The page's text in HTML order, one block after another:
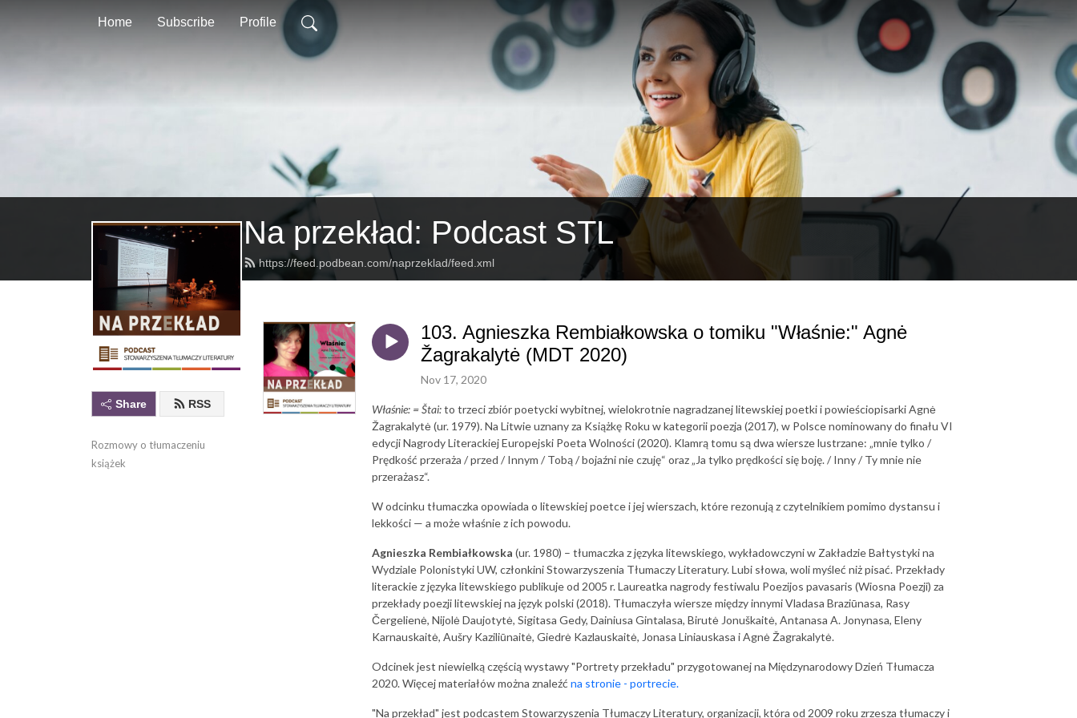
Home Subscribe Profile
Na przekład: Podcast STL
https://feed.podbean.com/naprzeklad/feed.xml
Share RSS
Rozmowy o tłumaczeniu
książek
103. Agnieszka Rembiałkowska o tomiku "Właśnie:" Agnė
Žagrakalytė (MDT 2020)
Nov 17, 2020
Właśnie: =Štai:to trzeci zbiór poetycki wybitnej, wielokrotnie nagradzanej litewskiej poetki i powieściopisarki Agnė
Žagrakalytė (ur. 1979). Na Litwie uznany za Książkę Roku w kategorii poezja (2017), w Polsce nominowany do finału VI
edycji Nagrody Literackiej Europejski Poeta Wolności (2020). Klamrą tomu są dwa wiersze lustrzane: „mnie tylko /
Prędkość przeraża / przed / Innym / Tobą / bojaźni nie czuję“ oraz „Ja tylko prędkości się boję. / Inny / Ty mnie nie
przerażasz“.
W odcinku tłumaczka opowiada o litewskiej poetce i jej wierszach, które rezonują z czytelnikiem pomimo dystansu i
lekkości — a może właśnie z ich powodu.
Agnieszka Rembiałkowska (ur. 1980) – tłumaczka z języka litewskiego, wykładowczyni w Zakładzie Bałtystyki na
Wydziale Polonistyki UW, członkini Stowarzyszenia Tłumaczy Literatury. Lubi słowa, woli myśleć niż pisać. Przekłady
literackie z języka litewskiego publikuje od 2005 r. Laureatka nagrody festiwalu Poezijos pavasaris (Wiosna Poezji) za
przekłady poezji litewskiej na język polski (2018). Tłumaczyła wiersze między innymi Vladasa Braziūnasa, Rasy
Čergelienė, Nijolė Daujotytė, Sigitasa Gedy, Dainiusa Gintalasa, Birutė Jonuškaitė, Antanasa A. Jonynasa, Eleny
Karnauskaitė, Aušry Kaziliūnaitė, Giedrė Kazlauskaitė, Jonasa Liniauskasa i Agnė Žagrakalytė.
Odcinek jest niewielką częścią wystawy "Portrety przekładu" przygotowanej na Międzynarodowy Dzień Tłumacza
2020. Więcej materiałów można znaleźć na stronie - portrecie.
"Na przekład" jest podcastem Stowarzyszenia Tłumaczy Literatury, organizacji, która od 2009 roku zrzesza tłumaczy i